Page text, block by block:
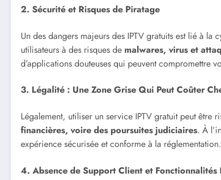
2. Sécurité et Risques de Piratage
Un des dangers majeurs des IPTV gratuits est lié à
utilisateurs à des risques de malwares, virus et
d’applications douteuses qui peuvent compromettre
3. Légalité : Une Zone Grise Qui Peut Coûter
Légalement, utiliser un service IPTV gratuit peut être
financières, voire des poursuites judiciaires. À
expérience sécurisée et conforme à la réglementation.
4. Absence de Support Client et Fonctionnalités